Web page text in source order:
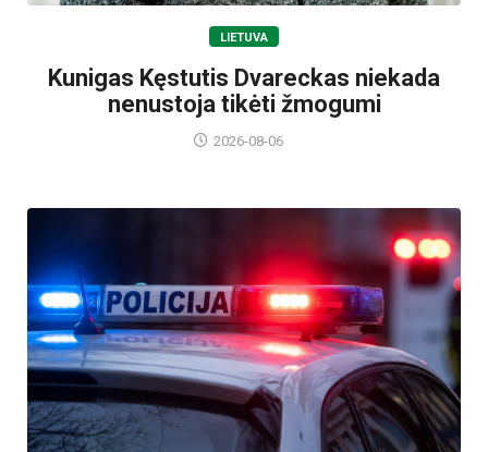
LIETUVA
Kunigas Kęstutis Dvareckas niekada
nenustoja tikėti žmogumi
2026-08-06